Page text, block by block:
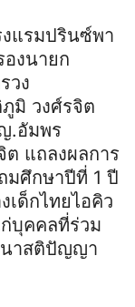
แรมปรินซ์พา
งนายก
วง
มิ วงศ์รจิต
.อัมพร
แถลงผลการ
มศึกษาปีที่ 1 ปี
เด็กไทยไอคิว
บุคคลที่ร่วม
นาสติปัญญา